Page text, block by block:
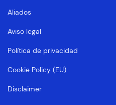
Aliados
Aviso legal
Política de privacidad
Cookie Policy (EU)
Disclaimer